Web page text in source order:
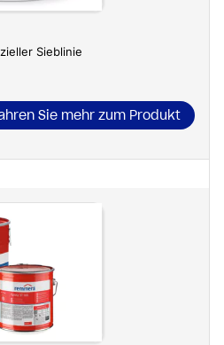
Sieblinie
Sie mehr zum Produkt